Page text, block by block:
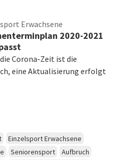
Erwachsene
2020-2021
Corona-Zeit ist die
eine Aktualisierung erfolgt
Einzelsport Erwachsene
Seniorensport
Aufbruch